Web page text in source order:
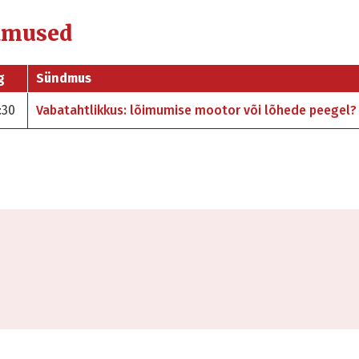
Sündmus
Vabatahtlikkus: lõimumise mootor või lõhede peegel?